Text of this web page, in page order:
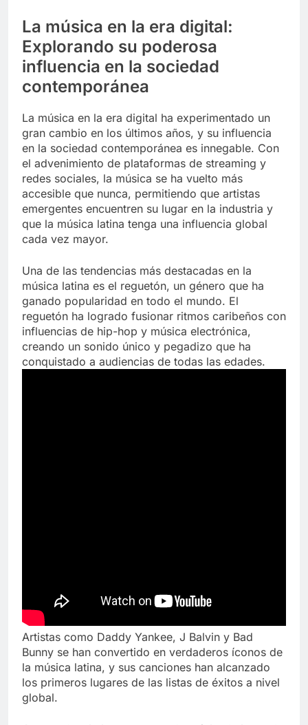
La música en la era digital:
Explorando su poderosa
influencia en la sociedad
contemporánea
La música en la era digital ha experimentado un
gran cambio en los últimos años, y su influencia
en la sociedad contemporánea es innegable. Con
el advenimiento de plataformas de streaming y
redes sociales, la música se ha vuelto más
accesible que nunca, permitiendo que artistas
emergentes encuentren su lugar en la industria y
que la música latina tenga una influencia global
cada vez mayor.
Una de las tendencias más destacadas en la
música latina es el reguetón, un género que ha
ganado popularidad en todo el mundo. El
reguetón ha logrado fusionar ritmos caribeños con
influencias de hip-hop y música electrónica,
creando un sonido único y pegadizo que ha
conquistado a audiencias de todas las edades.
Artistas como Daddy Yankee, J Balvin y Bad
Bunny se han convertido en verdaderos íconos de
la música latina, y sus canciones han alcanzado
los primeros lugares de las listas de éxitos a nivel
global.